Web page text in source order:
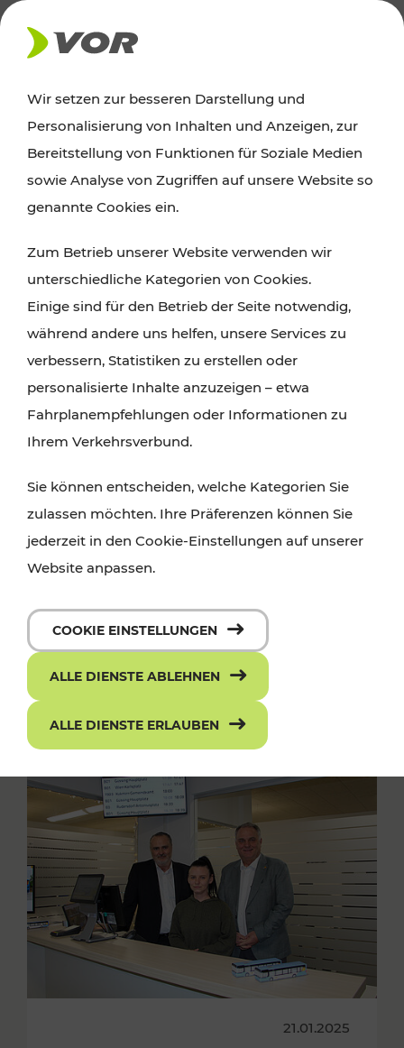
AKTUELLES
News
Alle wichtigen Meldungen zu Fahrplanänderungen,
finden Sie hier im Überblick.
21.01.2025
Wir setzen zur besseren Darstellung und
Personalisierung von Inhalten und Anzeigen, zur
Bereitstellung von Funktionen für Soziale Medien
sowie Analyse von Zugriffen auf unsere Website so
genannte Cookies ein.
Zum Betrieb unserer Website verwenden wir
unterschiedliche Kategorien von Cookies.
Einige sind für den Betrieb der Seite notwendig,
während andere uns helfen, unsere Services zu
verbessern, Statistiken zu erstellen oder
personalisierte Inhalte anzuzeigen – etwa
Fahrplanempfehlungen oder Informationen zu
Ihrem Verkehrsverbund.
Sie können entscheiden, welche Kategorien Sie
zulassen möchten. Ihre Präferenzen können Sie
jederzeit in den Cookie-Einstellungen auf unserer
Website anpassen.
COOKIE EINSTELLUNGEN
ALLE DIENSTE ABLEHNEN
ALLE DIENSTE ERLAUBEN